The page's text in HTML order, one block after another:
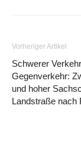
Vorheriger Artikel
Schwerer
Gegenverkehr:
und hoher
Landstraße nach